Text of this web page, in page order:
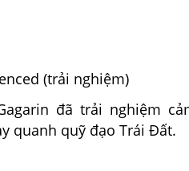
(trải nghiệm)
đã trải nghiệm
quanh quỹ đạo Trái Đất.